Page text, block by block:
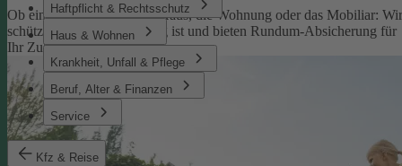
Haftpflicht & Rechtsschutz
Haus & Wohnen
Krankheit, Unfall & Pflege
Beruf, Alter & Finanzen
Service
Kfz & Reise
Ob eine Versicherung fürs Haus, die Wohnung oder das Mobiliar: Wir
schützen, was Ihnen wichtig ist und bieten Rundum-Absicherung für
Ihr Zuhause.